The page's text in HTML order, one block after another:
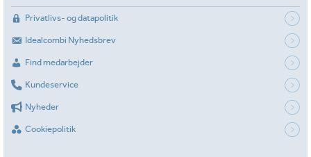
Privatlivs- og datapolitik
Idealcombi Nyhedsbrev
Find medarbejder
Kundeservice
Nyheder
Cookiepolitik